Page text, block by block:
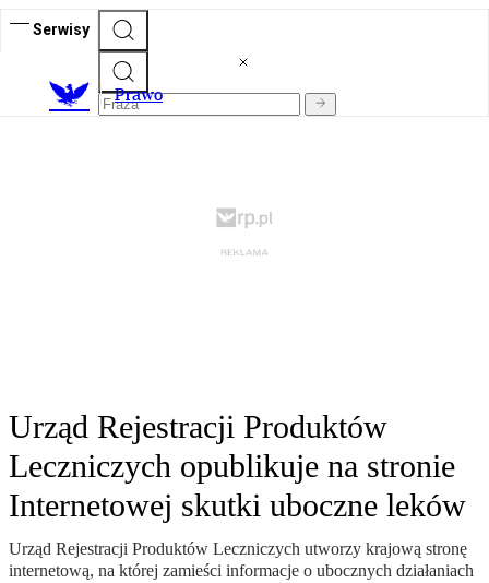
Serwisy
Prawo
Urząd Rejestracji Produktów
Leczniczych opublikuje na stronie
Internetowej skutki uboczne leków
Urząd Rejestracji Produktów Leczniczych utworzy krajową stronę
internetową, na której zamieści informacje o ubocznych działaniach